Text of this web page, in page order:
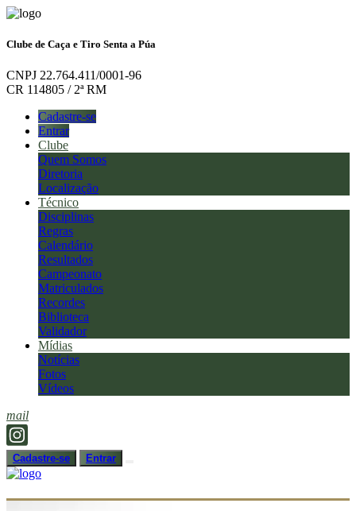
Clube de Caça e Tiro Senta a Púa
CNPJ 22.764.411/0001-96
CR 114805 / 2ª RM
Cadastre-se
Entrar
Clube
Quem Somos
Diretoria
Localização
Técnico
Disciplinas
Regras
Calendário
Resultados
Campeonato
Matriculados
Recordes
Biblioteca
Validador
Mídias
Notícias
Fotos
Vídeos
mail
Cadastre-se Entrar